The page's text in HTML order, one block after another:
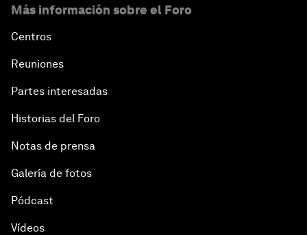
Más información sobre el Foro
Centros
Reuniones
Partes interesadas
Historias del Foro
Notas de prensa
Galería de fotos
Pódcast
Vídeos